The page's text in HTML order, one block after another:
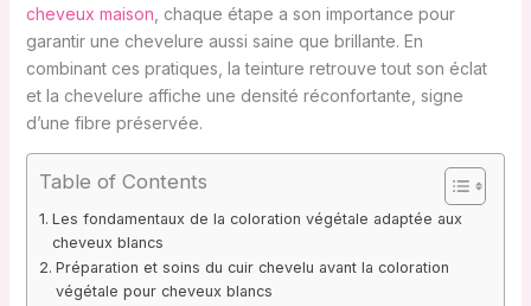
cheveux maison , chaque étape a son importance pour
garantir une chevelure aussi saine que brillante. En
combinant ces pratiques, la teinture retrouve tout son éclat
et la chevelure affiche une densité réconfortante, signe
d’une fibre préservée.
Table of Contents
Les fondamentaux de la coloration végétale adaptée aux
cheveux blancs
Préparation et soins du cuir chevelu avant la coloration
végétale pour cheveux blancs